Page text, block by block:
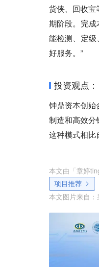
货侠、回收
期阶段。完
能检测、定
好服务。”
投资观点：
钟鼎资本创始
制造和高效
这种模式相比
本文由「章婷
项目推荐
本文图片来自：